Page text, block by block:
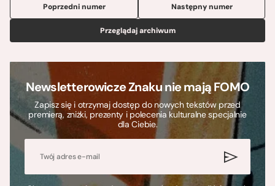
Poprzedni numer
Przeglądaj archiwum
Następny numer
Newsletterowicze Znaku nie mają FOMO
Zapisz się i otrzymaj dostęp do nowych tekstów przed
premierą, zniżki, prezenty i polecenia kulturalne specjalnie
dla Ciebie.